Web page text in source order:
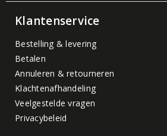
Klantenservice
Bestelling & levering
Betalen
Annuleren & retourneren
Klachtenafhandeling
Veelgestelde vragen
Privacybeleid